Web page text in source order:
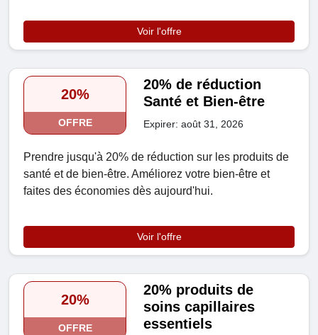
Voir l'offre
20%
OFFRE
20% de réduction
Santé et Bien-être
Expirer: août 31, 2026
Prendre jusqu'à 20% de réduction sur les produits de
santé et de bien-être. Améliorez votre bien-être et
faites des économies dès aujourd'hui.
Voir l'offre
20%
OFFRE
20% produits de
soins capillaires
essentiels